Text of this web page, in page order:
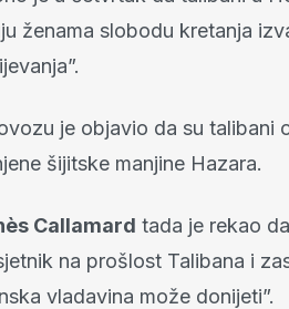
ženama slobodu kretanja
je objavio da su talibani
šijitske manjine Hazara.
Callamard tada je rekao
na prošlost Talibana i
vladavina može donijeti”.